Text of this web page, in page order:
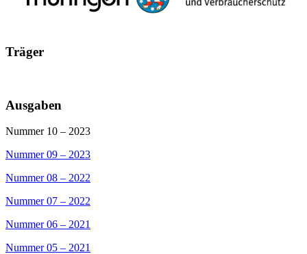
Träger
Ausgaben
Nummer 10 – 2023
Nummer 09 – 2023
Nummer 08 – 2022
Nummer 07 – 2022
Nummer 06 – 2021
Nummer 05 – 2021